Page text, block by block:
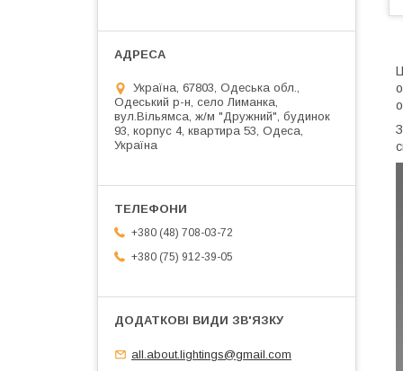
Україна, 67803, Одеська обл.,
Одеський р-н, село Лиманка,
вул.Вільямса, ж/м "Дружний", будинок
93, корпус 4, квартира 53, Одеса,
Україна
+380 (48) 708-03-72
+380 (75) 912-39-05
all.about.lightings@gmail.com